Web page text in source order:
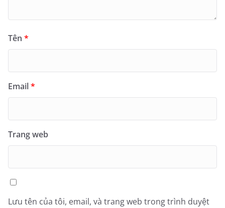
Tên *
Email*
Trang web
Lưu tên của tôi, email, và trang web trong trình duyệt